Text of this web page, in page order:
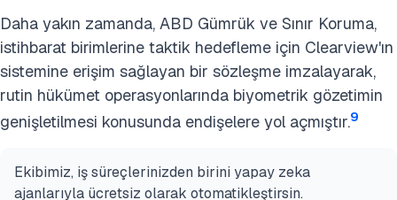
Daha yakın zamanda, ABD Gümrük ve Sınır Koruma,
istihbarat birimlerine taktik hedefleme için Clearview'ın
sistemine erişim sağlayan bir sözleşme imzalayarak,
rutin hükümet operasyonlarında biyometrik gözetimin
genişletilmesi konusunda endişelere yol açmıştır.9
Ekibimiz, iş süreçlerinizden birini yapay zeka
ajanlarıyla ücretsiz olarak otomatikleştirsin.